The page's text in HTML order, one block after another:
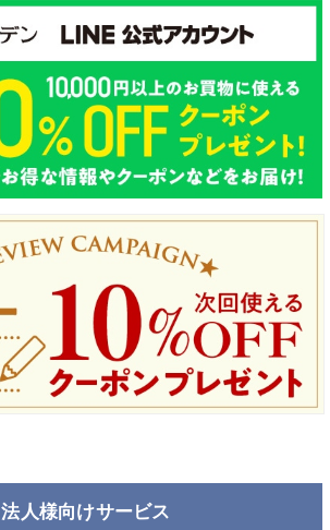
法人様向けサービス